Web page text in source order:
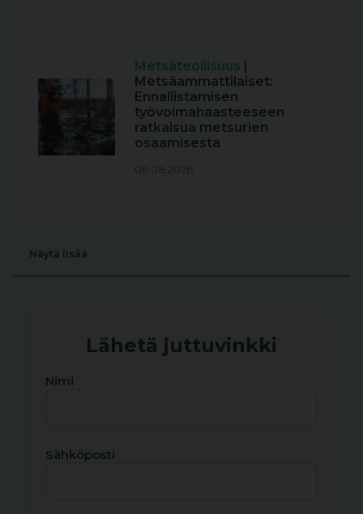
Metsäteollisuus
Metsäammattilaiset:
Ennallistamisen
työvoimahaasteeseen
ratkaisua metsurien
osaamisesta
06.08.2026
Näytä lisää
Lähetä juttuvinkki
Nimi
Sähköposti